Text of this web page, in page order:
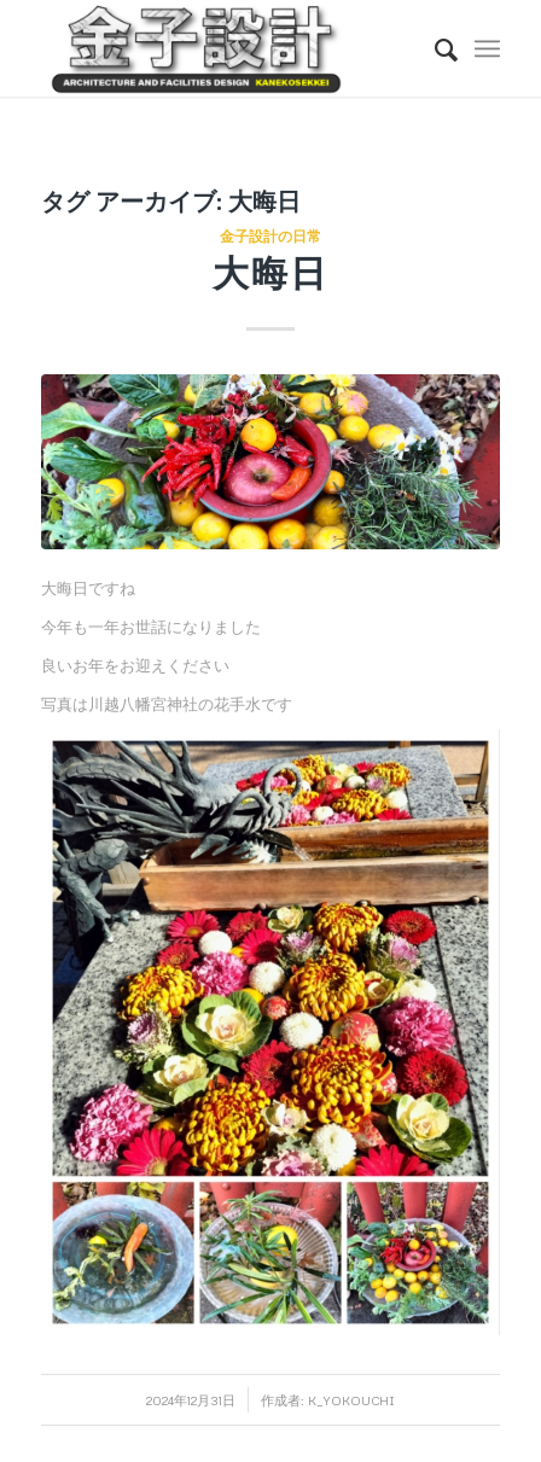
タグ アーカイブ: 大晦日
金子設計の日常
大晦日
大晦日ですね
今年も一年お世話になりました
良いお年をお迎えください
写真は川越八幡宮神社の花手水です
2024年12月31日
/ 作成者: K_YOKOUCHI